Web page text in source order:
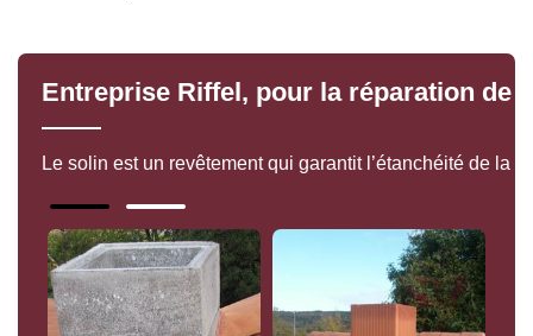
Entreprise Riffel, pour la réparation de
Le solin est un revêtement qui garantit l’étanchéité de la